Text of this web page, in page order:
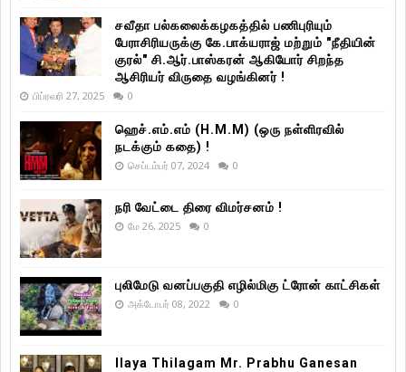
சவீதா பல்கலைக்கழகத்தில் பணிபுரியும்
பேராசிரியருக்கு கே.பாக்யராஜ் மற்றும் "நீதியின்
குரல்" சி.ஆர்.பாஸ்கரன் ஆகியோர் சிறந்த
ஆசிரியர் விருதை வழங்கினர் !
பிப்ரவரி 27, 2025 0
ஹெச்.எம்.எம் (H.M.M) (ஒரு நள்ளிரவில்
நடக்கும் கதை) !
செப்டம்பர் 07, 2024 0
நரி வேட்டை திரை விமர்சனம் !
மே 26, 2025 0
புலிமேடு வனப்பகுதி எழில்மிகு ட்ரோன் காட்சிகள்
அக்டோபர் 08, 2022 0
Ilaya Thilagam Mr. Prabhu Ganesan